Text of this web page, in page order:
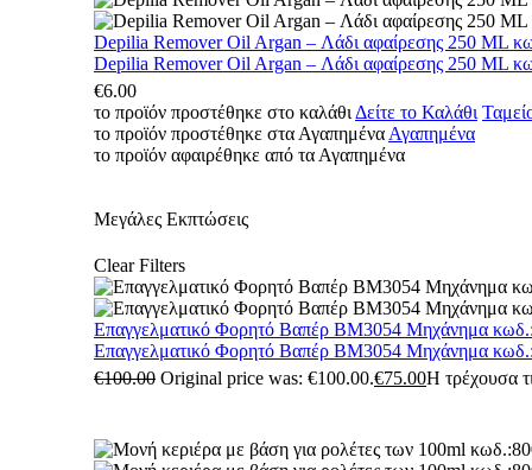
Depilia Remover Oil Argan – Λάδι αφαίρεσης 250 ML
Depilia Remover Oil Argan – Λάδι αφαίρεσης 250 ML
€6.00
το προϊόν προστέθηκε στο καλάθι Δείτε το Καλάθι
το προϊόν προστέθηκε στα Αγαπημένα Αγαπημένα
το προϊόν αφαιρέθηκε από τα Αγαπημένα
Μεγάλες Εκπτώσεις
Clear Filters
Επαγγελματικό Φορητό Βαπέρ BM3054 Μηχάνημα
Επαγγελματικό Φορητό Βαπέρ BM3054 Μηχάνημα
€100.00 Original price was: €100.00.€75.00Η τρέχουσα